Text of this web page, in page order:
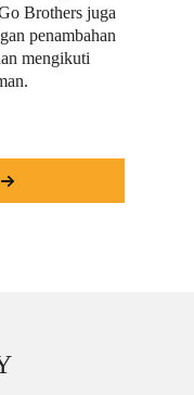
Brothers juga
penambahan
mengikuti